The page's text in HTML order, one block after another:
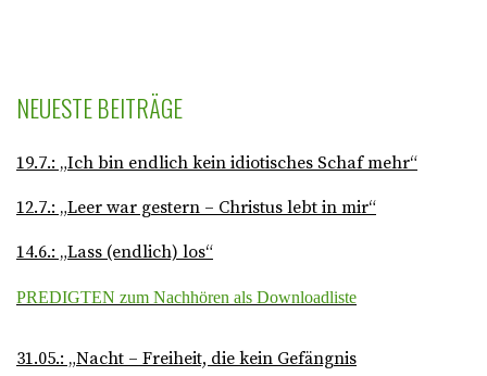
t
r
a
g
N
a
NEUESTE BEITRÄGE
19.7.: „Ich bin endlich kein idiotisches Schaf mehr“
12.7.: „Leer war gestern – Christus lebt in mir“
14.6.: „Lass (endlich) los“
PREDIGTEN zum Nachhören als Downloadliste
31.05.: „Nacht – Freiheit, die kein Gefängnis